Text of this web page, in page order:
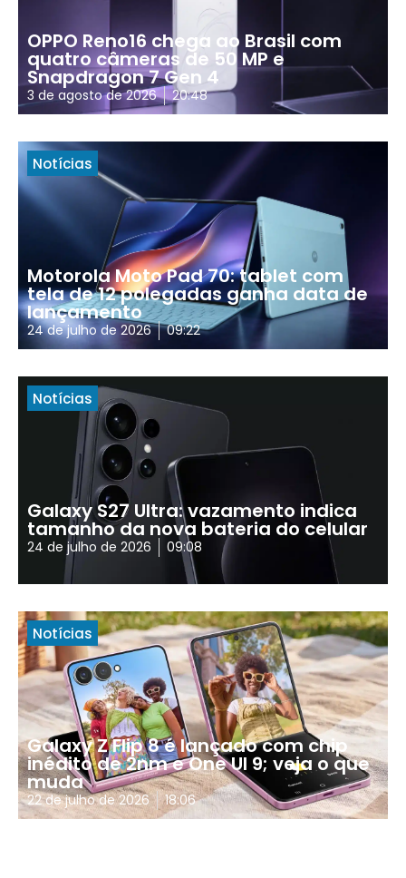
OPPO Reno16 chega ao Brasil com
quatro câmeras de 50 MP e
Snapdragon 7 Gen 4
3 de agosto de 2026 20:48
Notícias
Motorola Moto Pad 70: tablet com
tela de 12 polegadas ganha data de
lançamento
24 de julho de 2026 09:22
Notícias
Galaxy S27 Ultra: vazamento indica
tamanho da nova bateria do celular
24 de julho de 2026 09:08
Notícias
Galaxy Z Flip 8 é lançado com chip
inédito de 2nm e One UI 9; veja o que
muda
22 de julho de 2026 18:06